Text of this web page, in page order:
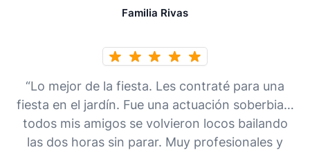
Familia Rivas
“Lo mejor de la fiesta. Les contraté para una
fiesta en el jardín. Fue una actuación soberbia…
todos mis amigos se volvieron locos bailando
las dos horas sin parar. Muy profesionales y